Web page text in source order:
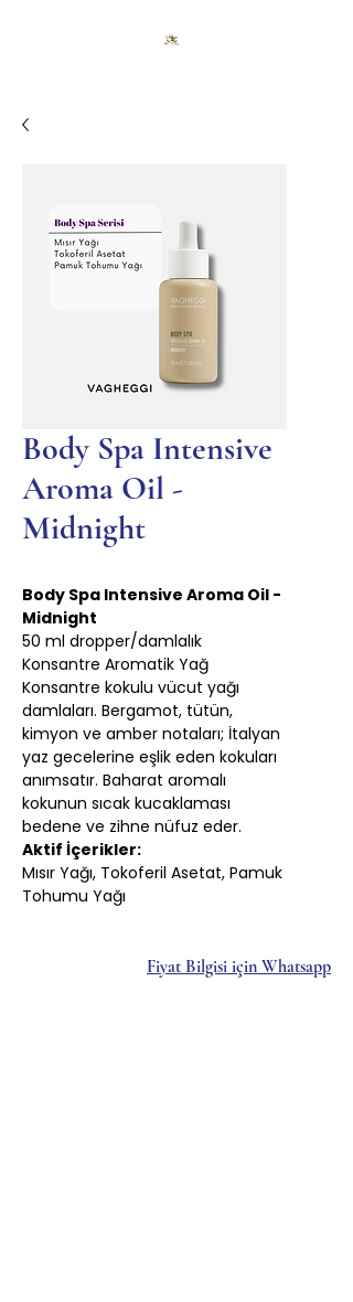
Body Spa Intensive
Aroma Oil -
Midnight
Body Spa Intensive Aroma Oil -
Midnight
50 ml dropper/damlalık
Konsantre Aromatik Yağ
Konsantre kokulu vücut yağı
damlaları. Bergamot, tütün,
kimyon ve amber notaları; İtalyan
yaz gecelerine eşlik eden kokuları
anımsatır. Baharat aromalı
kokunun sıcak kucaklaması
bedene ve zihne nüfuz eder.
Aktif İçerikler:
Mısır Yağı, Tokoferil Asetat, Pamuk
Tohumu Yağı
Fiyat Bilgisi için Whatsapp